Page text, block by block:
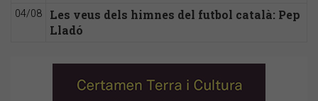
04/08
Les veus dels himnes del futbol català: Pep
Lladó